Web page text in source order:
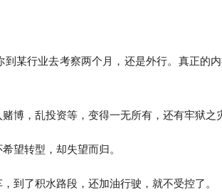
某行业去考察两个月，还是外行。真正的
博，乱投资等，变得一无所有，还有牢狱之
望转型，却失望而归。
到了积水路段，还加油行驶，就不受控了。